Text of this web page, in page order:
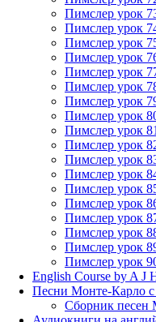
Пимслер урок
Пимслер урок
Пимслер урок
Пимслер урок
Пимслер урок
Пимслер урок
Пимслер урок
Пимслер урок
Пимслер урок 81
Пимслер урок
Пимслер урок
Пимслер урок
Пимслер урок
Пимслер урок
Пимслер урок
Пимслер урок
Пимслер урок
Пимслер урок
English Course by A J
Песни Монте-Карло с
Сборник песен